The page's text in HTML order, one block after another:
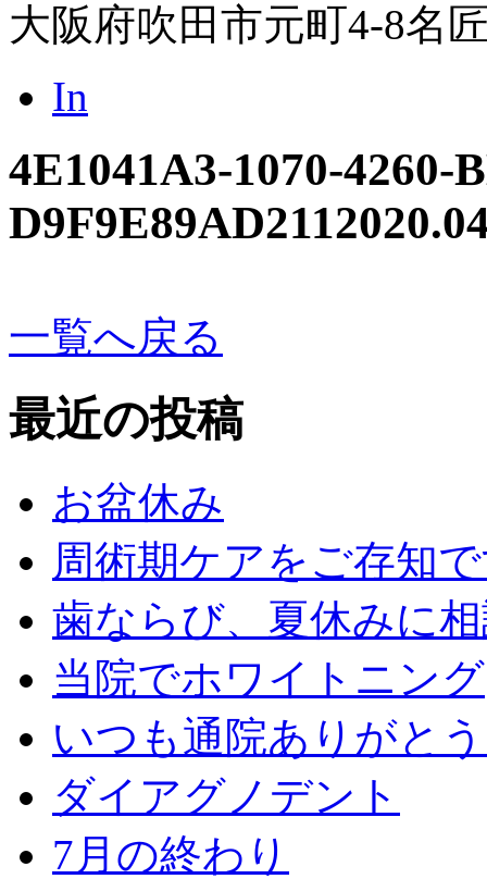
大阪府吹田市元町4-8名
In
4E1041A3-1070-4260-
D9F9E89AD211
一覧へ戻る
最近の投稿
お盆休み
周術期ケアをご存知
歯ならび、夏休みに
当院でホワイトニング
いつも通院ありがと
ダイアグノデント
7月の終わり